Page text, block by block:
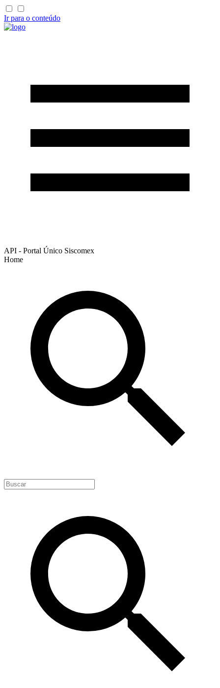
Ir para o conteúdo
API - Portal Único Siscomex
Home